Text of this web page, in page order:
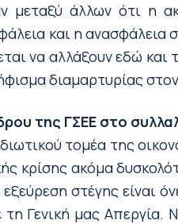
μεταξύ άλλων ότι η
και η ανασφάλεια
να αλλάξουν εδώ
διαμαρτυρίας
της ΓΣΕΕ στο
τομέα της
κρίσης ακόμα
στέγης είναι
τη Γενική μας